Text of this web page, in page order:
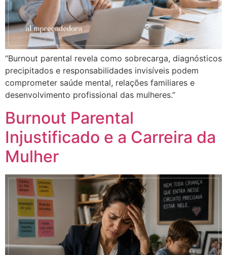
“Burnout parental revela como sobrecarga, diagnósticos
precipitados e responsabilidades invisíveis podem
comprometer saúde mental, relações familiares e
desenvolvimento profissional das mulheres.”
Burnout Parental
Injustificado e a Carreira da
Mulher